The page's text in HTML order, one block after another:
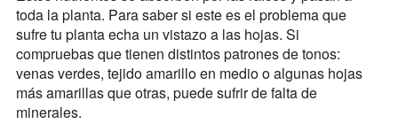
toda la planta. Para saber si este es el problema que
sufre tu planta echa un vistazo a las hojas. Si
compruebas que tienen distintos patrones de tonos:
venas verdes, tejido amarillo en medio o algunas hojas
más amarillas que otras, puede sufrir de falta de
minerales.